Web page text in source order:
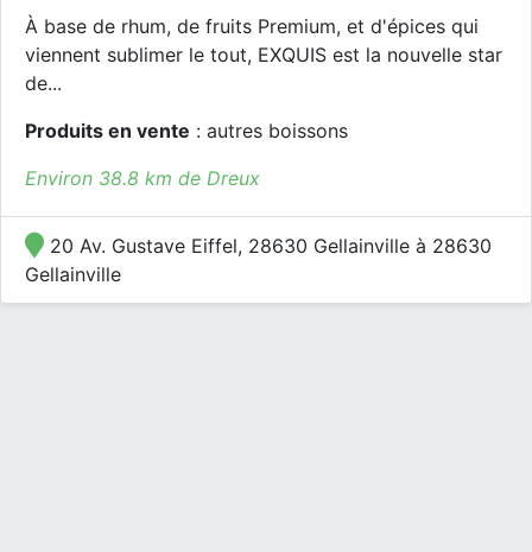
À base de rhum, de fruits Premium, et d'épices qui
viennent sublimer le tout, EXQUIS est la nouvelle star
de...
Produits en vente : autres boissons
Environ 38.8 km de Dreux
20 Av. Gustave Eiffel, 28630 Gellainville à 28630
Gellainville